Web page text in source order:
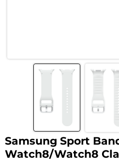
Samsung Sport
Watch8/Watch8